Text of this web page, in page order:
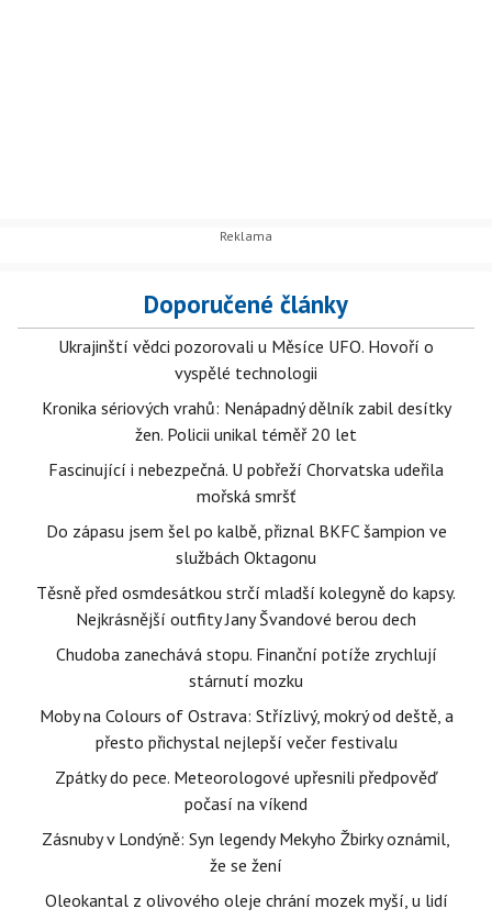
Doporučené články
Ukrajinští vědci pozorovali u Měsíce UFO. Hovoří o
vyspělé technologii
Kronika sériových vrahů: Nenápadný dělník zabil desítky
žen. Policii unikal téměř 20 let
Fascinující i nebezpečná. U pobřeží Chorvatska udeřila
mořská smršť
Do zápasu jsem šel po kalbě, přiznal BKFC šampion ve
službách Oktagonu
Těsně před osmdesátkou strčí mladší kolegyně do kapsy.
Nejkrásnější outfity Jany Švandové berou dech
Chudoba zanechává stopu. Finanční potíže zrychlují
stárnutí mozku
Moby na Colours of Ostrava: Střízlivý, mokrý od deště, a
přesto přichystal nejlepší večer festivalu
Zpátky do pece. Meteorologové upřesnili předpověď
počasí na víkend
Zásnuby v Londýně: Syn legendy Mekyho Žbirky oznámil,
že se žení
Oleokantal z olivového oleje chrání mozek myší, u lidí